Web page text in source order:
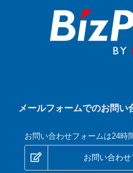
メールフォームでのお問い
お問い合わせフォームは24時
お問い合わ